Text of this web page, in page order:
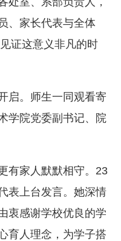
、家长代表与全体
证这意义非凡的时
。师生一同观看寄
学院党委副书记、院
家人默默相守。23
表上台发言。她深情
衷感谢学校优良的学
育人理念，为学子搭